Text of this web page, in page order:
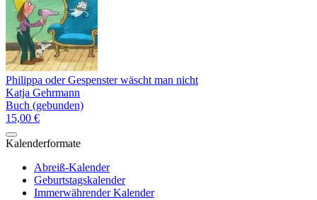
Philippa oder Gespenster wäscht man nicht
Katja Gehrmann
Buch (gebunden)
15,00 €
Kalenderformate
Abreiß-Kalender
Geburtstagskalender
Immerwährender Kalender